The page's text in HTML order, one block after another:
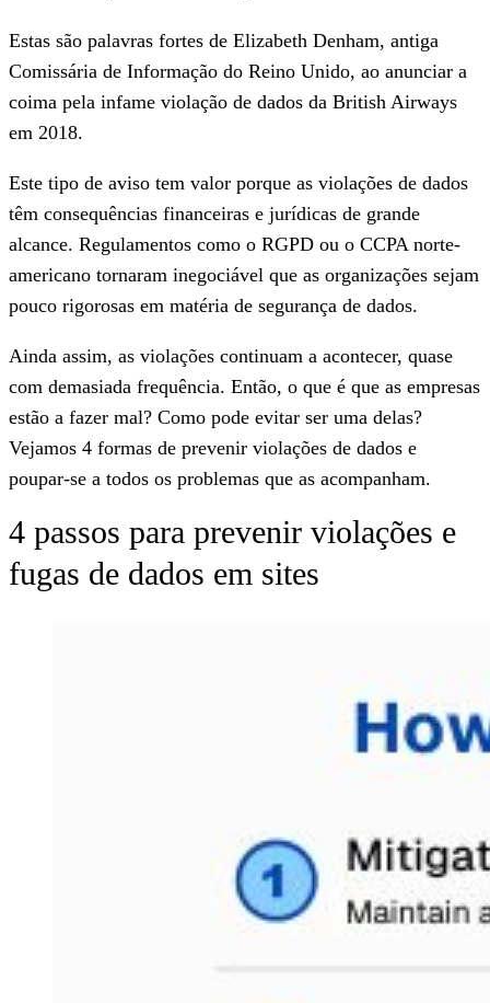
Estas são palavras fortes de Elizabeth Denham, antiga
Comissária de Informação do Reino Unido, ao anunciar a
coima pela infame violação de dados da British Airways
em 2018.
Este tipo de aviso tem valor porque as violações de dados
têm consequências financeiras e jurídicas de grande
alcance. Regulamentos como o RGPD ou o CCPA norte-
americano tornaram inegociável que as organizações sejam
pouco rigorosas em matéria de segurança de dados.
Ainda assim, as violações continuam a acontecer, quase
com demasiada frequência. Então, o que é que as empresas
estão a fazer mal? Como pode evitar ser uma delas?
Vejamos 4 formas de prevenir violações de dados e
poupar-se a todos os problemas que as acompanham.
4 passos para prevenir violações e
fugas de dados em sites